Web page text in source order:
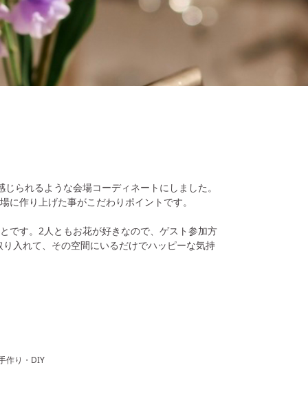
られるような会場コーディネートにしました。
作り上げた事がこだわりポイントです。
です。2人ともお花が好きなので、ゲスト参加方
入れて、その空間にいるだけでハッピーな気持
作り・DIY